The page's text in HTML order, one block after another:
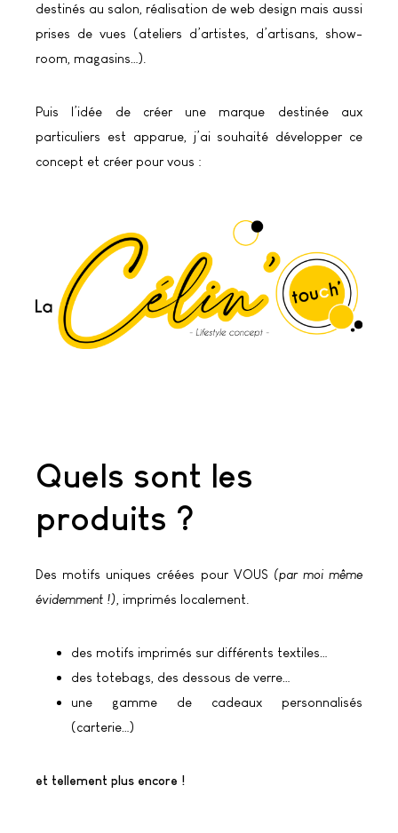
destinés au salon, réalisation de web design mais aussi
prises de vues (ateliers d’artistes, d’artisans, show-
room, magasins…).
Puis l’idée de créer une marque destinée aux
particuliers est apparue, j’ai souhaité développer ce
concept et créer pour vous :
Quels sont les
produits ?
Des motifs uniques créées pour VOUS (par moi même
évidemment !), imprimés localement.
des motifs imprimés sur différents textiles…
des totebags, des dessous de verre…
une gamme de cadeaux personnalisés
(carterie…)
et tellement plus encore !